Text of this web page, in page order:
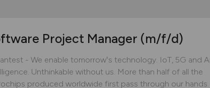
Project Manager (m/f/d)
- We enable tomorrowʻs technology. IoT, 5G and
Unthinkable without us. More than half of all the
produced worldwide first pass through our